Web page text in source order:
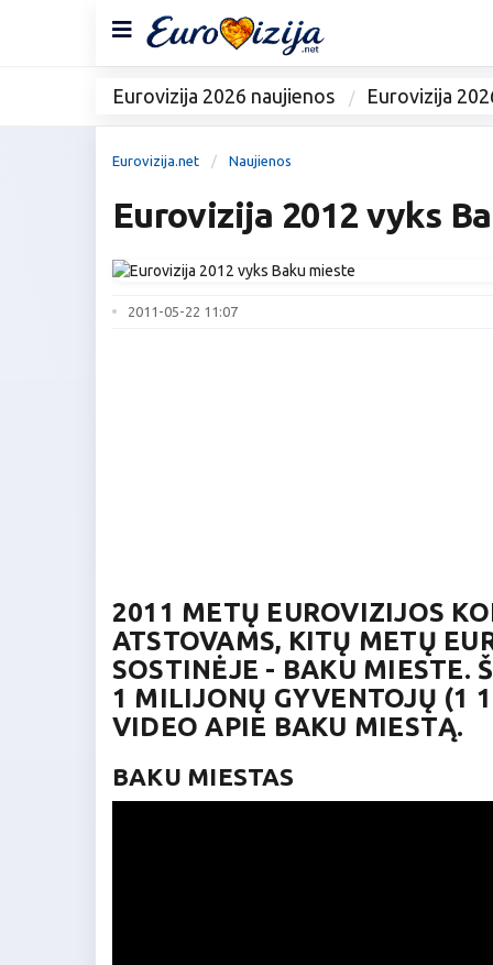
Eurovizija 2026 naujienos Eurovizija
Eurovizija.net Naujienos
Eurovizija 2012 vyks
2011-05-22 11:07
2011 METŲ EUROVIZIJOS
ATSTOVAMS, KITŲ METŲ
SOSTINĖJE - BAKU MIESTE.
1 MILIJONŲ GYVENTOJŲ (1
VIDEO APIE BAKU MIESTĄ.
BAKU MIESTAS